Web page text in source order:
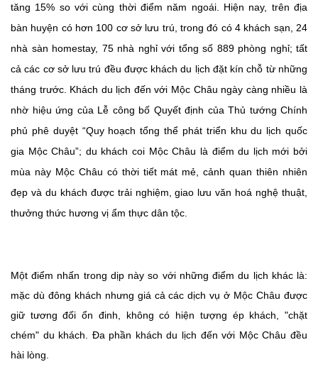
tăng 15% so với cùng thời điểm năm ngoái. Hiện nay, trên địa
bàn huyện có hơn 100 cơ sở lưu trú, trong đó có 4 khách sạn, 24
nhà sàn homestay, 75 nhà nghỉ với tổng số 889 phòng nghỉ; tất
cả các cơ sở lưu trú đều được khách du lịch đặt kín chỗ từ những
tháng trước. Khách du lịch đến với Mộc Châu ngày càng nhiều là
nhờ hiệu ứng của Lễ công bố Quyết định của Thủ tướng Chính
phủ phê duyệt “Quy hoạch tổng thể phát triển khu du lịch quốc
gia Mộc Châu”; du khách coi Mộc Châu là điểm du lịch mới bởi
mùa này Mộc Châu có thời tiết mát mẻ, cảnh quan thiên nhiên
đẹp và du khách được trải nghiệm, giao lưu văn hoá nghệ thuật,
thưởng thức hương vị ẩm thực dân tộc.
Một điểm nhấn trong dịp này so với những điểm du lịch khác là:
mặc dù đông khách nhưng giá cả các dịch vụ ở Mộc Châu được
giữ tương đối ổn đinh, không có hiện tượng ép khách, "chặt
chém" du khách. Đa phần khách du lịch đến với Mộc Châu đều
hài lòng.